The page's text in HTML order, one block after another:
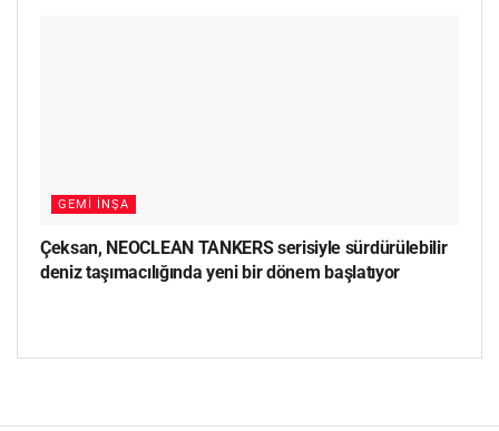
GEMI İNŞA
Çeksan, NEOCLEAN TANKERS serisiyle sürdürülebilir
deniz taşımacılığında yeni bir dönem başlatıyor